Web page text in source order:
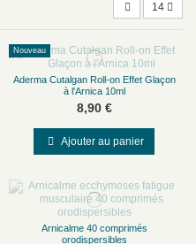
14
Nouveau
Aderma Cutalgan Roll-on Effet Glaçon
à l'Arnica 10ml
8,90 €
Ajouter au panier
Arnicalme 40 comprimés
orodispersibles